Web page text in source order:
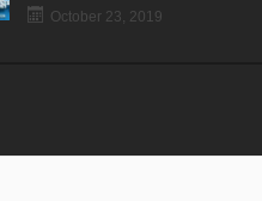
October 23, 2019